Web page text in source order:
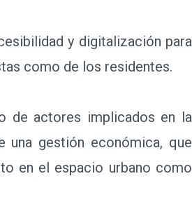
y digitalización para
de actores implicados en la
una gestión económica, que
en el espacio urbano como